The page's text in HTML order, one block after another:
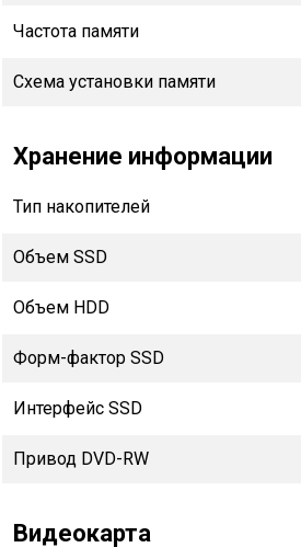
Частота памяти
Схема установки памяти
Хранение информации
Тип накопителей
Объем SSD
Объем HDD
Форм-фактор SSD
Интерфейс SSD
Привод DVD-RW
Видеокарта